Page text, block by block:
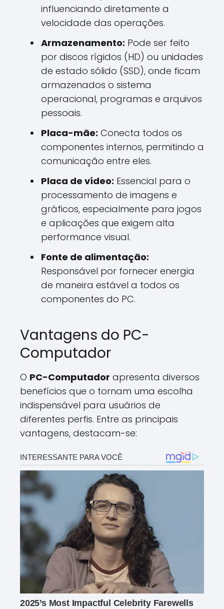
influenciando diretamente a
velocidade das operações.
Armazenamento: Pode ser feito
por discos rígidos (HD) ou unidades
de estado sólido (SSD), onde ficam
armazenados o sistema
operacional, programas e arquivos
pessoais.
Placa-mãe: Conecta todos os
componentes internos, permitindo a
comunicação entre eles.
Placa de vídeo: Essencial para o
processamento de imagens e
gráficos, especialmente para jogos
e aplicações que exigem alta
performance visual.
Fonte de alimentação:
Responsável por fornecer energia
de maneira estável a todos os
componentes do PC.
Vantagens do PC-
Computador
O PC-Computador apresenta diversos
benefícios que o tornam uma escolha
indispensável para usuários de
diferentes perfis. Entre as principais
vantagens, destacam-se: